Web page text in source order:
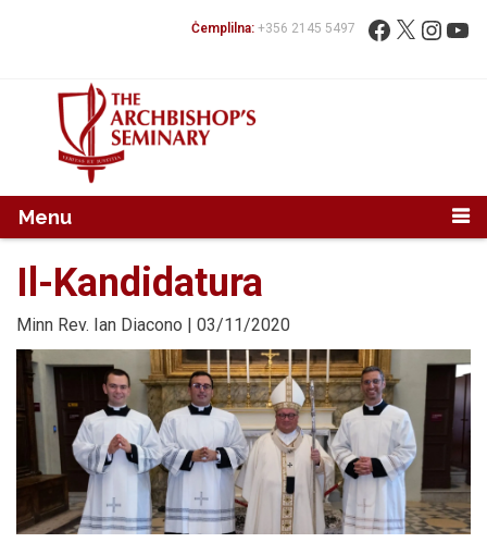
Fittex: Facebook
X
Ċemplilna: +356 2145 5497
Menu
Il-Kandidatura
Minn Rev. Ian Diacono | 03/11/2020